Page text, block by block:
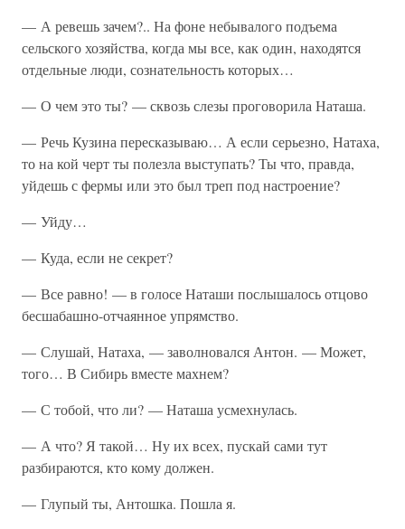
— А ревешь зачем?.. На фоне небывалого подъема
сельского хозяйства, когда мы все, как один, находятся
отдельные люди, сознательность которых…
— О чем это ты? — сквозь слезы проговорила Наташа.
— Речь Кузина пересказываю… А если серьезно, Натаха,
то на кой черт ты полезла выступать? Ты что, правда,
уйдешь с фермы или это был треп под настроение?
— Уйду…
— Куда, если не секрет?
— Все равно! — в голосе Наташи послышалось отцово
бесшабашно-отчаянное упрямство.
— Слушай, Натаха, — заволновался Антон. — Может,
того… В Сибирь вместе махнем?
— С тобой, что ли? — Наташа усмехнулась.
— А что? Я такой… Ну их всех, пускай сами тут
разбираются, кто кому должен.
— Глупый ты, Антошка. Пошла я.